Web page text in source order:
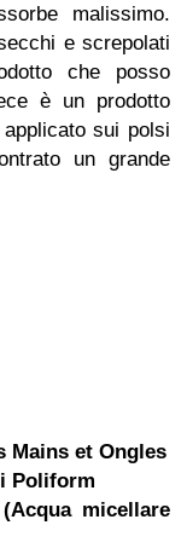
malissimo.
e screpolati
che posso
è un prodotto
sui polsi
un grande
Mains et Ongles
Poliform
micellare